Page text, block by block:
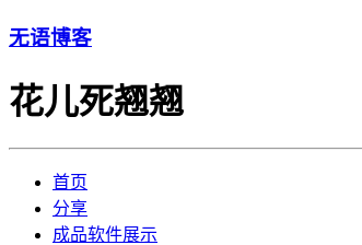
无语博客
花儿死翘翘
首页
分享
成品软件展示